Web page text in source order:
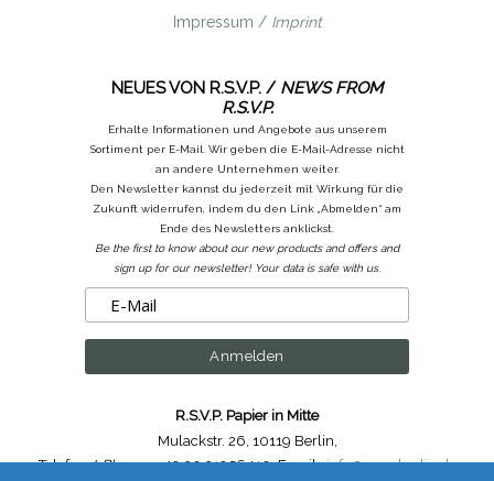
Impressum / Imprint
NEUES VON R.S.V.P. / NEWS FROM
R.S.V.P.
Erhalte Informationen und Angebote aus unserem
Sortiment per E-Mail. Wir geben die E-Mail-Adresse nicht
an andere Unternehmen weiter.
Den Newsletter kannst du jederzeit mit Wirkung für die
Zukunft widerrufen, indem du den Link „Abmelden“ am
Ende des Newsletters anklickst.
Be the first to know about our new products and offers and
sign up for our newsletter! Your data is safe with us.
R.S.V.P. Papier in Mitte
Mulackstr. 26 10119 Berlin
Telefon /Phone: ++49.30.31956410,Email :info@rsvp-berlin.de